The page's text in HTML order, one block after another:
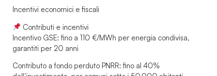
Incentivi economici e fiscali
Contributi e incentivi
Incentivo GSE: fino a 110 €/MWh per energia condivisa,
garantiti per 20 anni
Contributo a fondo perduto PNRR: fino al 40%